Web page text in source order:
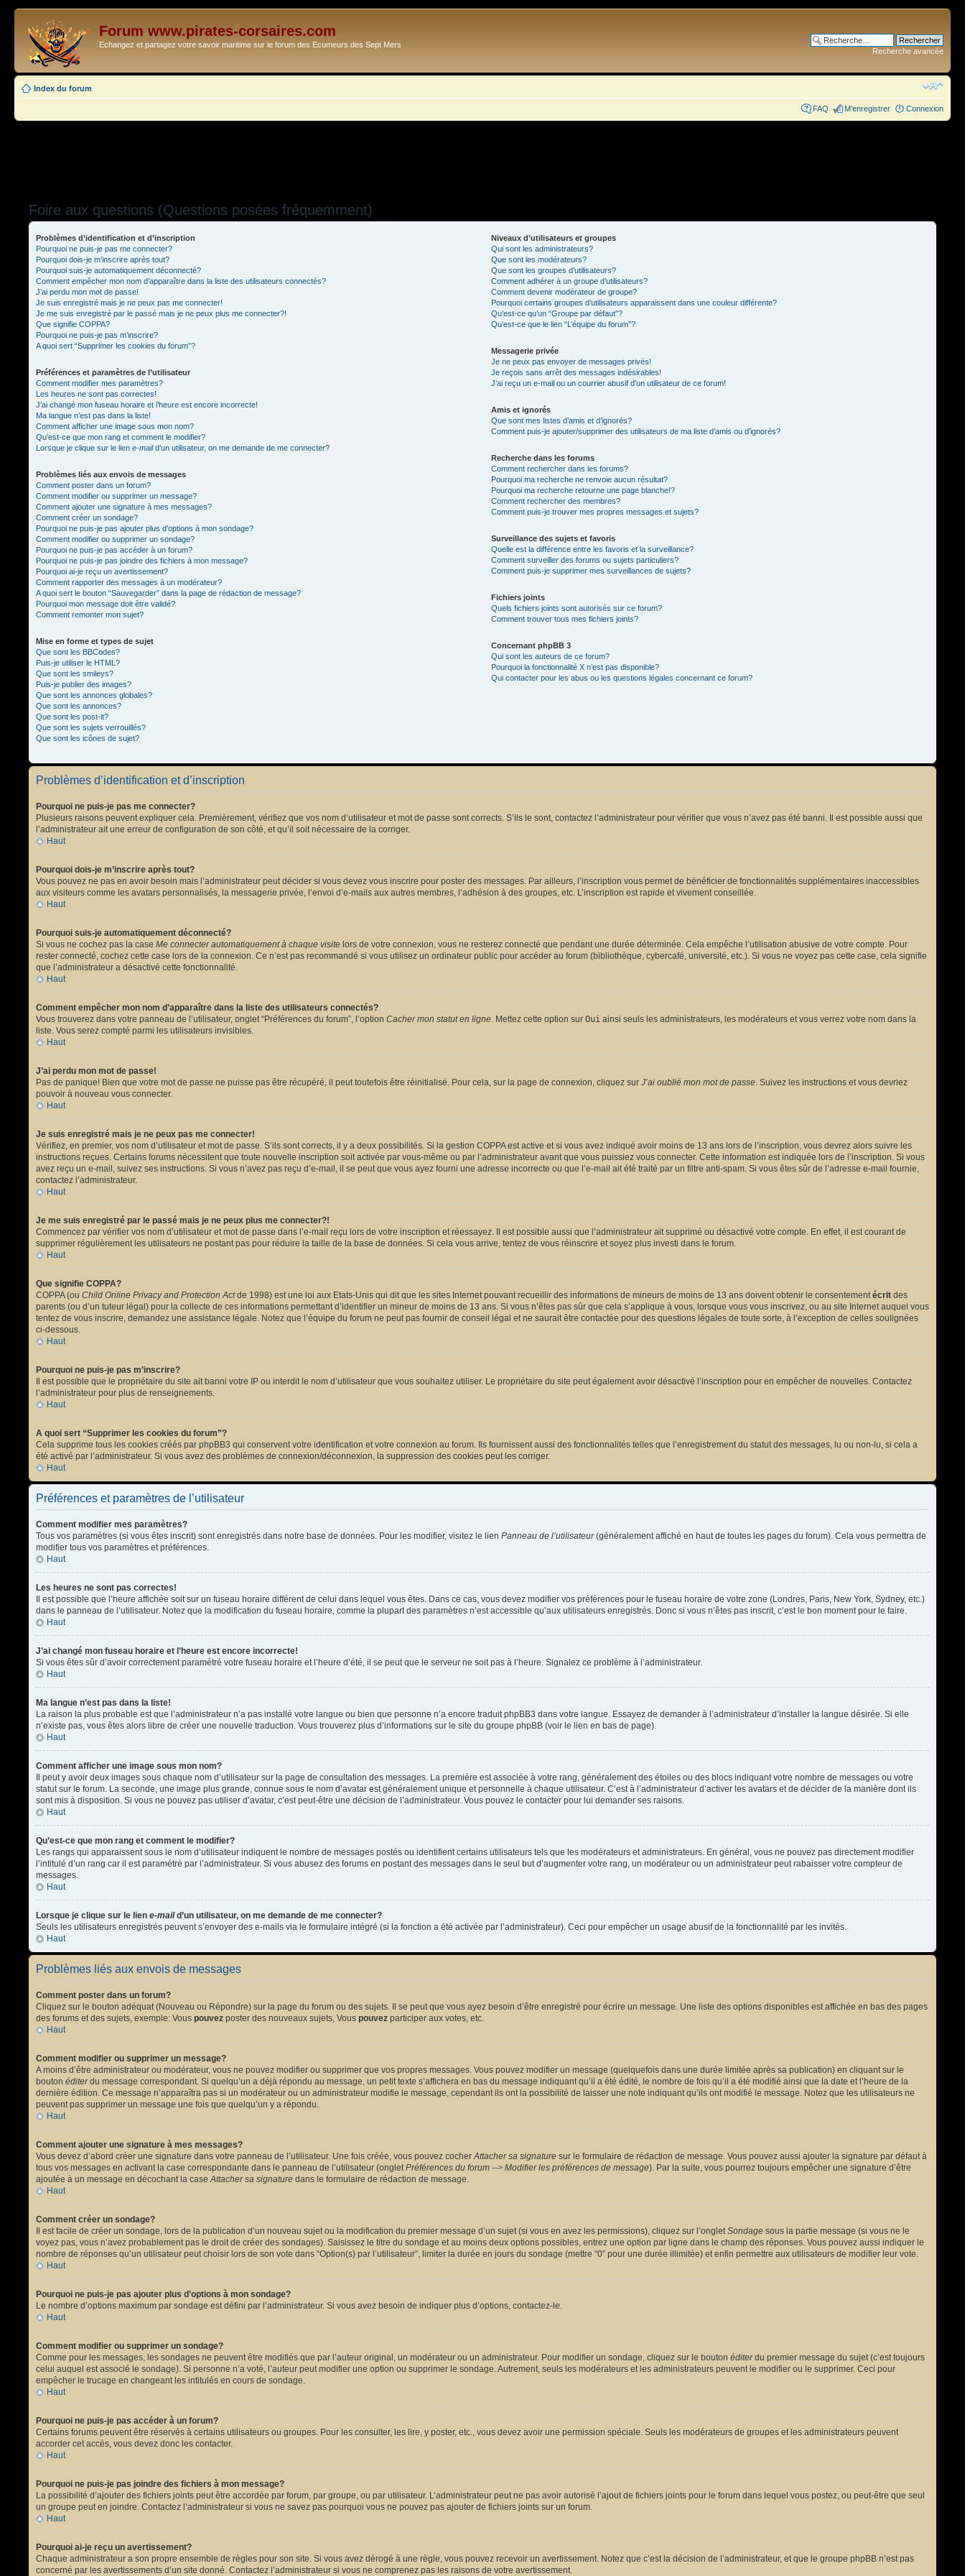
Forum www.pirates-corsaires.com
Echangez et partagez votre savoir maritime sur le forum des Ecumeurs des Sept Mers
Recherche avancée
Index du forum
FAQ M’enregistrer Connexion
Foire aux questions (Questions posées fréquemment)
Problèmes d’identification et d’inscription
Pourquoi ne puis-je pas me connecter?
Pourquoi dois-je m’inscrire après tout?
Pourquoi suis-je automatiquement déconnecté?
Comment empêcher mon nom d’apparaître dans la liste des utilisateurs connectés?
J’ai perdu mon mot de passe!
Je suis enregistré mais je ne peux pas me connecter!
Je me suis enregistré par le passé mais je ne peux plus me connecter?!
Que signifie COPPA?
Pourquoi ne puis-je pas m’inscrire?
A quoi sert “Supprimer les cookies du forum”?
Préférences et paramètres de l’utilisateur
Comment modifier mes paramètres?
Les heures ne sont pas correctes!
J’ai changé mon fuseau horaire et l’heure est encore incorrecte!
Ma langue n’est pas dans la liste!
Comment afficher une image sous mon nom?
Qu’est-ce que mon rang et comment le modifier?
Lorsque je clique sur le lien e-maild’un utilisateur, on me demande de me connecter?
Problèmes liés aux envois de messages
Comment poster dans un forum?
Comment modifier ou supprimer un message?
Comment ajouter une signature à mes messages?
Comment créer un sondage?
Pourquoi ne puis-je pas ajouter plus d’options à mon sondage?
Comment modifier ou supprimer un sondage?
Pourquoi ne puis-je pas accéder à un forum?
Pourquoi ne puis-je pas joindre des fichiers à mon message?
Pourquoi ai-je reçu un avertissement?
Comment rapporter des messages à un modérateur?
A quoi sert le bouton “Sauvegarder” dans la page de rédaction de message?
Pourquoi mon message doit être validé?
Comment remonter mon sujet?
Mise en forme et types de sujet
Que sont les BBCodes?
Puis-je utiliser le HTML?
Que sont les smileys?
Puis-je publier des images?
Que sont les annonces globales?
Que sont les annonces?
Que sont les post-it?
Que sont les sujets verrouillés?
Que sont les icônes de sujet?
Niveaux d’utilisateurs et groupes
Qui sont les administrateurs?
Que sont les modérateurs?
Que sont les groupes d’utilisateurs?
Comment adhérer à un groupe d’utilisateurs?
Comment devenir modérateur de groupe?
Pourquoi certains groupes d’utilisateurs apparaissent dans une couleur différente?
Qu’est-ce qu’un “Groupe par défaut”?
Qu’est-ce que le lien “L’équipe du forum”?
Messagerie privée
Je ne peux pas envoyer de messages privés!
Je reçois sans arrêt des messages indésirables!
J’ai reçu un e-mail ou un courrier abusif d’un utilisateur de ce forum!
Amis et ignorés
Que sont mes listes d’amis et d’ignorés?
Comment puis-je ajouter/supprimer des utilisateurs de ma liste d’amis ou d’ignorés?
Recherche dans les forums
Comment rechercher dans les forums?
Pourquoi ma recherche ne renvoie aucun résultat?
Pourquoi ma recherche retourne une page blanche!?
Comment rechercher des membres?
Comment puis-je trouver mes propres messages et sujets?
Surveillance des sujets et favoris
Quelle est la différence entre les favoris et la surveillance?
Comment surveiller des forums ou sujets particuliers?
Comment puis-je supprimer mes surveillances de sujets?
Fichiers joints
Quels fichiers joints sont autorisés sur ce forum?
Comment trouver tous mes fichiers joints?
Concernant phpBB 3
Qui sont les auteurs de ce forum?
Pourquoi la fonctionnalité X n’est pas disponible?
Qui contacter pour les abus ou les questions légales concernant ce forum?
Problèmes d’identification et d’inscription
Pourquoi ne puis-je pas me connecter?
Plusieurs raisons peuvent expliquer cela. Premièrement, vérifiez que vos nom d’utilisateur et mot de passe sont corrects. S’ils le sont, contactez l’administrateur pour vérifier que vous n’avez pas été banni. Il est possible aussi que
l’administrateur ait une erreur de configuration de son côté, et qu’il soit nécessaire de la corriger.
Haut
Pourquoi dois-je m’inscrire après tout?
Vous pouvez ne pas en avoir besoin mais l’administrateur peut décider si vous devez vous inscrire pour poster des messages. Par ailleurs, l’inscription vous permet de bénéficier de fonctionnalités supplémentaires inaccessibles
aux visiteurs comme les avatars personnalisés, la messagerie privée, l’envoi d’e-mails aux autres membres, l’adhésion à des groupes, etc. L’inscription est rapide et vivement conseillée.
Haut
Pourquoi suis-je automatiquement déconnecté?
Si vous ne cochez pas la case Me connecter automatiquement à chaque visite lors de votre connexion, vous ne resterez connecté que pendant une durée déterminée. Cela empêche l’utilisation abusive de votre compte. Pour
rester connecté, cochez cette case lors de la connexion. Ce n’est pas recommandé si vous utilisez un ordinateur public pour accéder au forum (bibliothèque, cybercafé, université, etc.). Si vous ne voyez pas cette case, cela signifie
que l’administrateur a désactivé cette fonctionnalité.
Haut
Comment empêcher mon nom d’apparaître dans la liste des utilisateurs connectés?
Vous trouverez dans votre panneau de l’utilisateur, onglet “Préférences du forum”, l’option Cacher mon statut en ligne. Mettez cette option sur Oui ainsi seuls les administrateurs, les modérateurs et vous verrez votre nom dans la
liste. Vous serez compté parmi les utilisateurs invisibles.
Haut
J’ai perdu mon mot de passe!
Pas de panique! Bien que votre mot de passe ne puisse pas être récupéré, il peut toutefois être réinitialisé. Pour cela, sur la page de connexion, cliquez sur J’ai oublié mon mot de passe. Suivez les instructions et vous devriez
pouvoir à nouveau vous connecter.
Haut
Je suis enregistré mais je ne peux pas me connecter!
Vérifiez, en premier, vos nom d’utilisateur et mot de passe. S’ils sont corrects, il y a deux possibilités. Si la gestion COPPA est active et si vous avez indiqué avoir moins de 13 ans lors de l’inscription, vous devrez alors suivre les
instructions reçues. Certains forums nécessitent que toute nouvelle inscription soit activée par vous-même ou par l’administrateur avant que vous puissiez vous connecter. Cette information est indiquée lors de l’inscription. Si vous
avez reçu un e-mail, suivez ses instructions. Si vous n’avez pas reçu d’e-mail, il se peut que vous ayez fourni une adresse incorrecte ou que l’e-mail ait été traité par un filtre anti-spam. Si vous êtes sûr de l’adresse e-mail fournie,
contactez l’administrateur.
Haut
Je me suis enregistré par le passé mais je ne peux plus me connecter?!
Commencez par vérifier vos nom d’utilisateur et mot de passe dans l’e-mail reçu lors de votre inscription et réessayez. Il est possible aussi que l’administrateur ait supprimé ou désactivé votre compte. En effet, il est courant de
supprimer régulièrement les utilisateurs ne postant pas pour réduire la taille de la base de données. Si cela vous arrive, tentez de vous réinscrire et soyez plus investi dans le forum.
Haut
Que signifie COPPA?
COPPA (ou Child Online Privacy and Protection Actde 1998) est une loi aux Etats-Unis qui dit que les sites Internet pouvant recueillir des informations de mineurs de moins de 13 ans doivent obtenir le consentementécrit des
parents (ou d’un tuteur légal) pour la collecte de ces informations permettant d’identifier un mineur de moins de 13 ans. Si vous n’êtes pas sûr que cela s’applique à vous, lorsque vous vous inscrivez, ou au site Internet auquel vous
tentez de vous inscrire, demandez une assistance légale. Notez que l’équipe du forum ne peut pas fournir de conseil légal et ne saurait être contactée pour des questions légales de toute sorte, à l’exception de celles soulignées
ci-dessous.
Haut
Pourquoi ne puis-je pas m’inscrire?
Il est possible que le propriétaire du site ait banni votre IP ou interdit le nom d’utilisateur que vous souhaitez utiliser. Le propriétaire du site peut également avoir désactivé l’inscription pour en empêcher de nouvelles. Contactez
l’administrateur pour plus de renseignements.
Haut
A quoi sert “Supprimer les cookies du forum”?
Cela supprime tous les cookies créés par phpBB3 qui conservent votre identification et votre connexion au forum. Ils fournissent aussi des fonctionnalités telles que l’enregistrement du statut des messages, lu ou non-lu, si cela a
été activé par l’administrateur. Si vous avez des problèmes de connexion/déconnexion, la suppression des cookies peut les corriger.
Haut
Préférences et paramètres de l’utilisateur
Comment modifier mes paramètres?
Tous vos paramètres (si vous êtes inscrit) sont enregistrés dans notre base de données. Pour les modifier, visitez le lien Panneau de l’utilisateur(généralement affiché en haut de toutes les pages du forum). Cela vous permettra de
modifier tous vos paramètres et préférences.
Haut
Les heures ne sont pas correctes!
Il est possible que l’heure affichée soit sur un fuseau horaire différent de celui dans lequel vous êtes. Dans ce cas, vous devez modifier vos préférences pour le fuseau horaire de votre zone (Londres, Paris, New York, Sydney, etc.)
dans le panneau de l’utilisateur. Notez que la modification du fuseau horaire, comme la plupart des paramètres n’est accessible qu’aux utilisateurs enregistrés. Donc si vous n’êtes pas inscrit, c’est le bon moment pour le faire.
Haut
J’ai changé mon fuseau horaire et l’heure est encore incorrecte!
Si vous êtes sûr d’avoir correctement paramétré votre fuseau horaire et l’heure d’été, il se peut que le serveur ne soit pas à l’heure. Signalez ce problème à l’administrateur.
Haut
Ma langue n’est pas dans la liste!
La raison la plus probable est que l’administrateur n’a pas installé votre langue ou bien que personne n’a encore traduit phpBB3 dans votre langue. Essayez de demander à l’administrateur d’installer la langue désirée. Si elle
n’existe pas, vous êtes alors libre de créer une nouvelle traduction. Vous trouverez plus d’informations sur le site du groupe phpBB (voir le lien en bas de page).
Haut
Comment afficher une image sous mon nom?
Il peut y avoir deux images sous chaque nom d’utilisateur sur la page de consultation des messages. La première est associée à votre rang, généralement des étoiles ou des blocs indiquant votre nombre de messages ou votre
statut sur le forum. La seconde, une image plus grande, connue sous le nom d’avatar est généralement unique et personnelle à chaque utilisateur. C’est à l’administrateur d’activer les avatars et de décider de la manière dont ils
sont mis à disposition. Si vous ne pouvez pas utiliser d’avatar, c’est peut-être une décision de l’administrateur. Vous pouvez le contacter pour lui demander ses raisons.
Haut
Qu’est-ce que mon rang et comment le modifier?
Les rangs qui apparaissent sous le nom d’utilisateur indiquent le nombre de messages postés ou identifient certains utilisateurs tels que les modérateurs et administrateurs. En général, vous ne pouvez pas directement modifier
l’intitulé d’un rang car il est paramétré par l’administrateur. Si vous abusez des forums en postant des messages dans le seul but d’augmenter votre rang, un modérateur ou un administrateur peut rabaisser votre compteur de
messages.
Haut
Lorsque je clique sur le lien e-maild’un utilisateur, on me demande de me connecter?
Seuls les utilisateurs enregistrés peuvent s’envoyer des e-mails via le formulaire intégré (si la fonction a été activée par l’administrateur). Ceci pour empêcher un usage abusif de la fonctionnalité par les invités.
Haut
Problèmes liés aux envois de messages
Comment poster dans un forum?
Cliquez sur le bouton adéquat (Nouveau ou Répondre) sur la page du forum ou des sujets. Il se peut que vous ayez besoin d’être enregistré pour écrire un message. Une liste des options disponibles est affichée en bas des pages
des forums et des sujets, exemple: Vous pouvez poster des nouveaux sujets, Vous pouvez participer aux votes, etc.
Haut
Comment modifier ou supprimer un message?
A moins d’être administrateur ou modérateur, vous ne pouvez modifier ou supprimer que vos propres messages. Vous pouvez modifier un message (quelquefois dans une durée limitée après sa publication) en cliquant sur le
bouton éditerdu message correspondant. Si quelqu’un a déjà répondu au message, un petit texte s’affichera en bas du message indiquant qu’il a été édité, le nombre de fois qu’il a été modifié ainsi que la date et l’heure de la
dernière édition. Ce message n’apparaîtra pas si un modérateur ou un administrateur modifie le message, cependant ils ont la possibilité de laisser une note indiquant qu’ils ont modifié le message. Notez que les utilisateurs ne
peuvent pas supprimer un message une fois que quelqu’un y a répondu.
Haut
Comment ajouter une signature à mes messages?
Vous devez d’abord créer une signature dans votre panneau de l’utilisateur. Une fois créée, vous pouvez cocherAttacher sa signature sur le formulaire de rédaction de message. Vous pouvez aussi ajouter la signature par défaut à
tous vos messages en activant la case correspondante dans le panneau de l’utilisateur (ongletPréférences du forum --> Modifier les préférences de message). Par la suite, vous pourrez toujours empêcher une signature d’être
ajoutée à un message en décochant la caseAttacher sa signature dans le formulaire de rédaction de message.
Haut
Comment créer un sondage?
Il est facile de créer un sondage, lors de la publication d’un nouveau sujet ou la modification du premier message d’un sujet (si vous en avez les permissions), cliquez sur l’ongletSondage sous la partie message (si vous ne le
voyez pas, vous n’avez probablement pas le droit de créer des sondages). Saisissez le titre du sondage et au moins deux options possibles, entrez une option par ligne dans le champ des réponses. Vous pouvez aussi indiquer le
nombre de réponses qu’un utilisateur peut choisir lors de son vote dans “Option(s) par l’utilisateur”, limiter la durée en jours du sondage (mettre “0” pour une durée illimitée) et enfin permettre aux utilisateurs de modifier leur vote.
Haut
Pourquoi ne puis-je pas ajouter plus d’options à mon sondage?
Le nombre d’options maximum par sondage est défini par l’administrateur. Si vous avez besoin de indiquer plus d’options, contactez-le.
Haut
Comment modifier ou supprimer un sondage?
Comme pour les messages, les sondages ne peuvent être modifiés que par l’auteur original, un modérateur ou un administrateur. Pour modifier un sondage, cliquez sur le bouton éditerdu premier message du sujet (c’est toujours
celui auquel est associé le sondage). Si personne n’a voté, l’auteur peut modifier une option ou supprimer le sondage. Autrement, seuls les modérateurs et les administrateurs peuvent le modifier ou le supprimer. Ceci pour
empêcher le trucage en changeant les intitulés en cours de sondage.
Haut
Pourquoi ne puis-je pas accéder à un forum?
Certains forums peuvent être réservés à certains utilisateurs ou groupes. Pour les consulter, les lire, y poster, etc., vous devez avoir une permission spéciale. Seuls les modérateurs de groupes et les administrateurs peuvent
accorder cet accès, vous devez donc les contacter.
Haut
Pourquoi ne puis-je pas joindre des fichiers à mon message?
La possibilité d’ajouter des fichiers joints peut être accordée par forum, par groupe, ou par utilisateur. L’administrateur peut ne pas avoir autorisé l’ajout de fichiers joints pour le forum dans lequel vous postez, ou peut-être que seul
un groupe peut en joindre. Contactez l’administrateur si vous ne savez pas pourquoi vous ne pouvez pas ajouter de fichiers joints sur un forum.
Haut
Pourquoi ai-je reçu un avertissement?
Chaque administrateur a son propre ensemble de règles pour son site. Si vous avez dérogé à une règle, vous pouvez recevoir un avertissement. Notez que c’est la décision de l’administrateur, et que le groupe phpBB n’est pas
concerné par les avertissements d’un site donné. Contactez l’administrateur si vous ne comprenez pas les raisons de votre avertissement.